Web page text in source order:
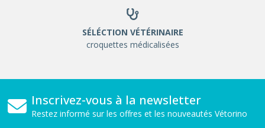
SÉLÉCTION VÉTÉRINAIRE
croquettes médicalisées
Inscrivez-vous à la newsletter
Restez informé sur les offres et les nouveautés Vétorino